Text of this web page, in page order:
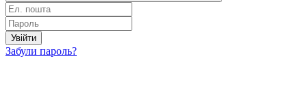
Увійти
Забули пароль?